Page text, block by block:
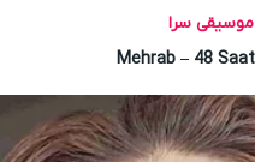
موسیقی سرا
Mehrab – 48